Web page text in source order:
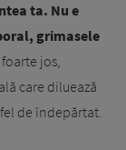
ta. Nu e
grimasele
jos,
care diluează
de îndepărtat.